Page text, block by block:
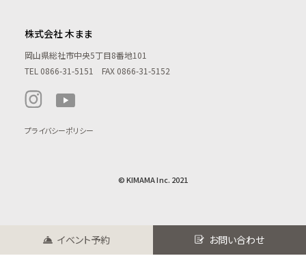
イベント予約 お問い合わせ
株式会社 木まま
岡山県総社市中央5丁目8番地101
TEL 0866-31-5151 FAX 0866-31-5152
プライバシーポリシー
© KIMAMA Inc. 2021